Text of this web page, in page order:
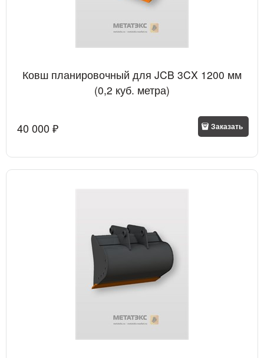
Ковш планировочный для JCB 3CX 1200 мм
(0,2 куб. метра)
40 000 ₽ Заказать